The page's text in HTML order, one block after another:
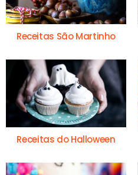
Receitas São Martinho
Receitas do Halloween